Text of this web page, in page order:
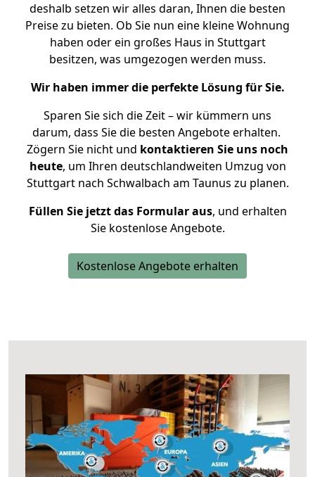
deshalb setzen wir alles daran, Ihnen die besten
Preise zu bieten. Ob Sie nun eine kleine Wohnung
haben oder ein großes Haus in Stuttgart
besitzen, was umgezogen werden muss.
Wir haben immer die perfekte Lösung für Sie.
Sparen Sie sich die Zeit – wir kümmern uns
darum, dass Sie die besten Angebote erhalten.
Zögern Sie nicht und kontaktieren Sie uns noch
heute, um Ihren deutschlandweiten Umzug von
Stuttgart nach Schwalbach am Taunus zu planen.
Füllen Sie jetzt das Formular aus, und erhalten
Sie kostenlose Angebote.
Kostenlose Angebote erhalten